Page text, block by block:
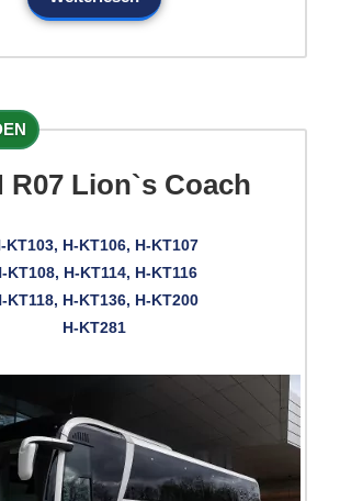
R07 Lion`s Coach
KT103, H-KT106, H-KT107
KT108, H-KT114, H-KT116
KT118, H-KT136, H-KT200
H-KT281